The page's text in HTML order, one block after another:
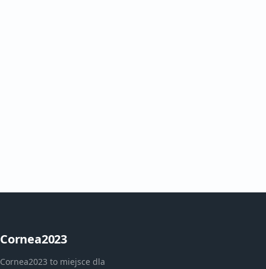
Cornea2023
Cornea2023 to miejsce dla